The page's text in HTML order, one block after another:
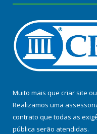
Muito mais que criar site ou
Realizamos uma
contrato que todas as
pública serão atendidas.